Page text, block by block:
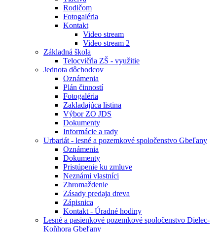
Rodičom
Fotogaléria
Kontakt
Video stream
Video stream 2
Základná škola
Telocvičňa ZŠ - využitie
Jednota dôchodcov
Oznámenia
Plán činností
Fotogaléria
Zakladajúca listina
Výbor ZO JDS
Dokumenty
Informácie a rady
Urbariát - lesné a pozemkové spoločenstvo Gbeľany
Oznámenia
Dokumenty
Pristúpenie ku zmluve
Neznámi vlastníci
Zhromaždenie
Zásady predaja dreva
Zápisnica
Kontakt - Úradné hodiny
Lesné a pasienkové pozemkové spoločenstvo Dielec-
Koňhora Gbeľany